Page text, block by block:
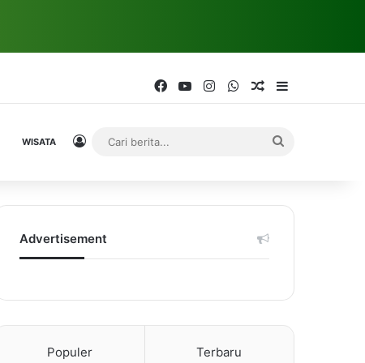
FacebookYouTubeInstagramWhatsAppRandom Article
WISATA Log In
Advertisement
Populer Terbaru